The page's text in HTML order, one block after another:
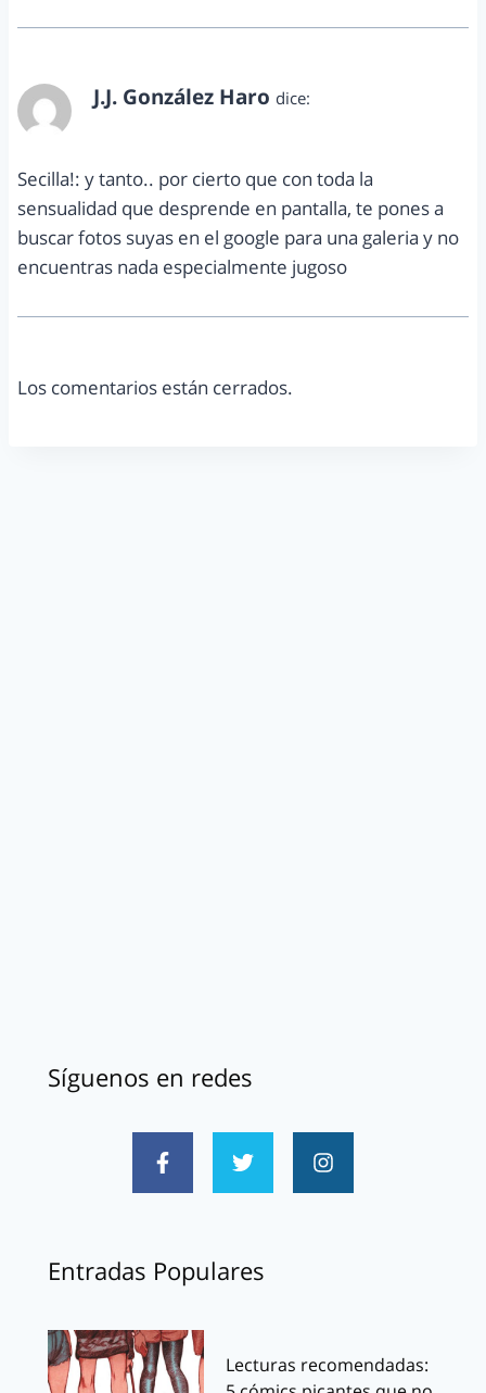
J.J. González Haro dice:
Secilla!: y tanto.. por cierto que con toda la
sensualidad que desprende en pantalla, te pones a
buscar fotos suyas en el google para una galeria y no
encuentras nada especialmente jugoso
Los comentarios están cerrados.
Síguenos en redes
Entradas Populares
Lecturas recomendadas: